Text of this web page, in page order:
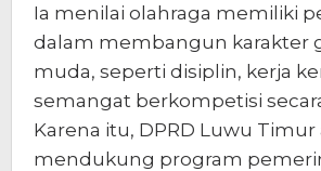
Ia menilai olahraga memiliki
dalam membangun karakter
muda, seperti disiplin, kerja
semangat berkompetisi
Karena itu, DPRD Luwu
mendukung program